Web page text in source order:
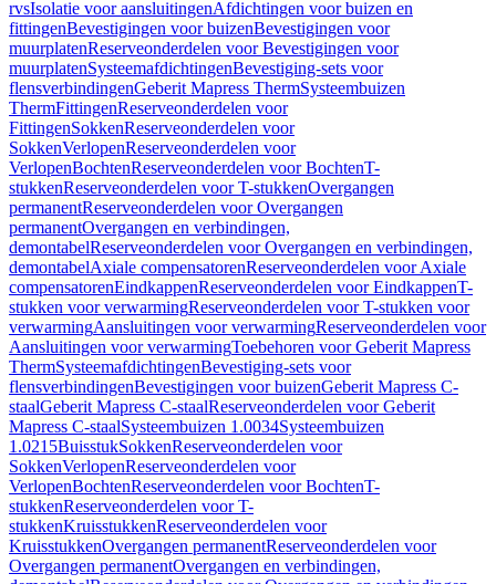
rvsIsolatie voor aansluitingenAfdichtingen voor buizen en
fittingenBevestigingen voor buizenBevestigingen voor
muurplatenReserveonderdelen voor Bevestigingen voor
muurplatenSysteemafdichtingenBevestiging-sets voor
flensverbindingenGeberit Mapress ThermSysteembuizen
ThermFittingenReserveonderdelen voor
FittingenSokkenReserveonderdelen voor
SokkenVerlopenReserveonderdelen voor
VerlopenBochtenReserveonderdelen voor BochtenT-
stukkenReserveonderdelen voor T-stukkenOvergangen
permanentReserveonderdelen voor Overgangen
permanentOvergangen en verbindingen,
demontabelReserveonderdelen voor Overgangen en verbindingen,
demontabelAxiale compensatorenReserveonderdelen voor Axiale
compensatorenEindkappenReserveonderdelen voor EindkappenT-
stukken voor verwarmingReserveonderdelen voor T-stukken voor
verwarmingAansluitingen voor verwarmingReserveonderdelen voor
Aansluitingen voor verwarmingToebehoren voor Geberit Mapress
ThermSysteemafdichtingenBevestiging-sets voor
flensverbindingenBevestigingen voor buizenGeberit Mapress C-
staalGeberit Mapress C-staalReserveonderdelen voor Geberit
Mapress C-staalSysteembuizen 1.0034Systeembuizen
1.0215BuisstukSokkenReserveonderdelen voor
SokkenVerlopenReserveonderdelen voor
VerlopenBochtenReserveonderdelen voor BochtenT-
stukkenReserveonderdelen voor T-
stukkenKruisstukkenReserveonderdelen voor
KruisstukkenOvergangen permanentReserveonderdelen voor
Overgangen permanentOvergangen en verbindingen,